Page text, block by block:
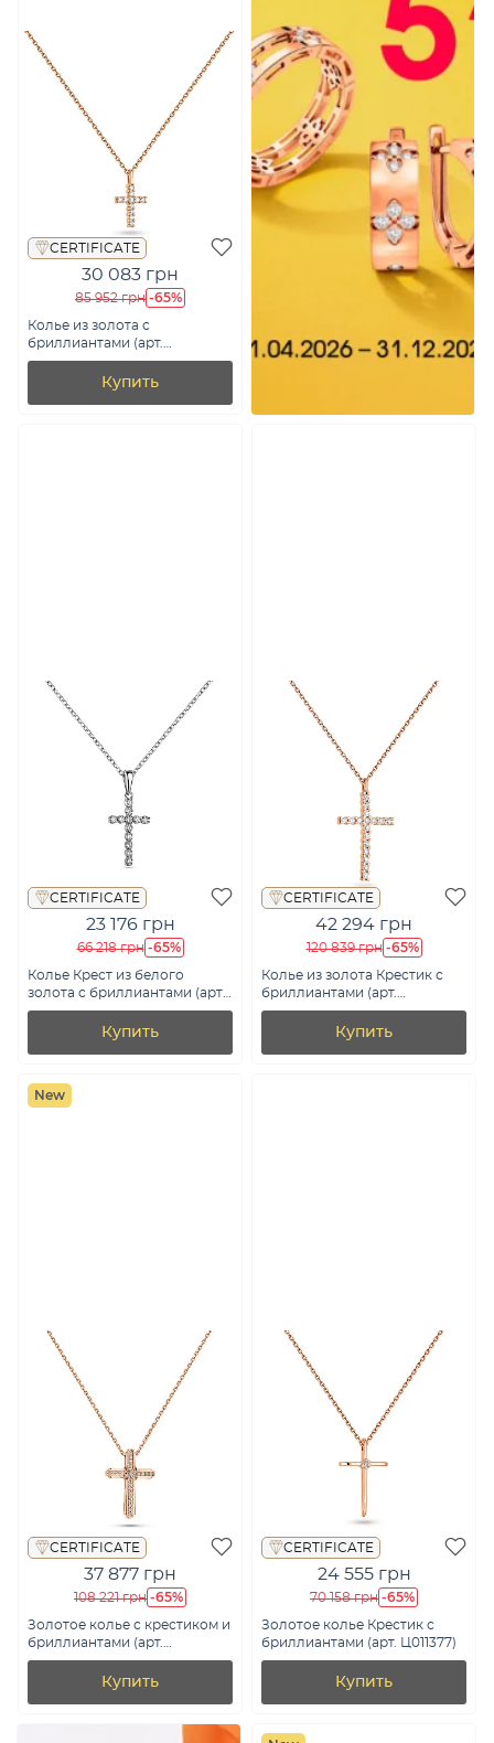
CERTIFICATE
30 083 грн
85 952 грн -65%
Колье из золота с
бриллиантами (арт.
Ц011280010)
Купить
CERTIFICATE
23 176 грн
66 218 грн -65%
Колье Крест из белого
золота с бриллиантами (арт.
Ц341188015б)
Купить
CERTIFICATE
42 294 грн
120 839 грн -65%
Колье из золота Крестик с
бриллиантами (арт.
Ц011276020)
Купить
New
CERTIFICATE
37 877 грн
108 221 грн -65%
Золотое колье с крестиком и
бриллиантами (арт.
Ц011802010)
Купить
CERTIFICATE
24 555 грн
70 158 грн -65%
Золотое колье Крестик с
бриллиантами (арт. Ц011377)
Купить